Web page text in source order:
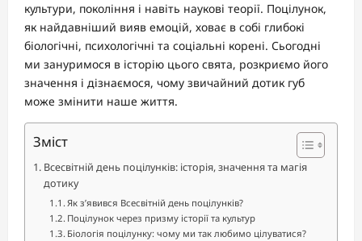
культури, покоління і навіть наукові теорії. Поцілунок,
як найдавніший вияв емоцій, ховає в собі глибокі
біологічні, психологічні та соціальні корені. Сьогодні
ми зануримося в історію цього свята, розкриємо його
значення і дізнаємося, чому звичайний дотик губ
може змінити наше життя.
Зміст
Всесвітній день поцілунків: історія, значення та магія
дотику
Як з’явився Всесвітній день поцілунків?
Поцілунок через призму історії та культур
Біологія поцілунку: чому ми так любимо цілуватися?